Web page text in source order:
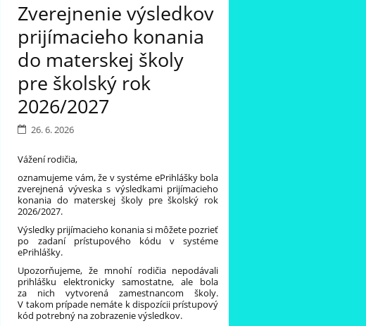
Zverejnenie výsledkov
prijímacieho konania
do materskej školy
pre školský rok
2026/2027
26. 6. 2026
Vážení rodičia,
oznamujeme vám, že v systéme ePrihlášky bola
zverejnená výveska s výsledkami prijímacieho
konania do materskej školy pre školský rok
2026/2027.
Výsledky prijímacieho konania si môžete pozrieť
po zadaní prístupového kódu v systéme
ePrihlášky.
Upozorňujeme, že mnohí rodičia nepodávali
prihlášku elektronicky samostatne, ale bola
za nich vytvorená zamestnancom školy.
V takom prípade nemáte k dispozícii prístupový
kód potrebný na zobrazenie výsledkov.